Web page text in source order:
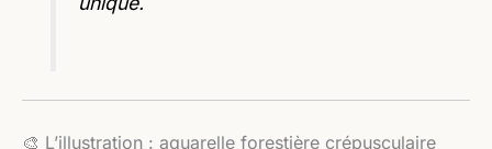
🎨 L’illustration : aquarelle forestière crépusculaire